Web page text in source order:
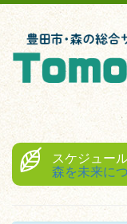
スケジュー
森を未来に